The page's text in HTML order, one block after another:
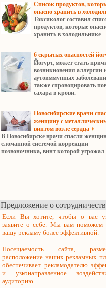
Cписок продуктов,
опасно хранить в
Токсиколог составил
продуктов, которые
хранить в холодильнике
6 скрытых опасностей
Йогурт, может стать
возникновения аллергии
аутоиммунных
также спровоцировать
сахара в крови.
Новосибирские врачи
женщину с
винтом возле сердца
В Новосибирске врачи спасли
сломанной системой коррекции
позвоночника, винт которой угрожал
Предложение о
Если Вы хотите, чтобы о вас
заявите о себе. Мы вам поможем
вашу рекламу более эффективной.
Посещаемость сайта,
расположение наших рекламных
обеспечивает рекламодателю
и узконаправленное
аудиторию.